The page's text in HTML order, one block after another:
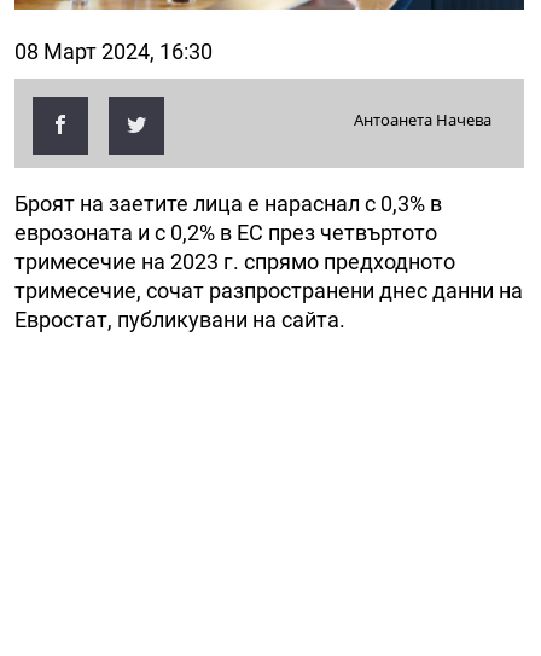
08 Март 2024, 16:30
Антоанета Начева
Броят на заетите лица е нараснал с 0,3% в
еврозоната и с 0,2% в ЕС през четвъртото
тримесечие на 2023 г. спрямо предходното
тримесечие, сочат разпространени днес данни на
Евростат, публикувани на сайта.